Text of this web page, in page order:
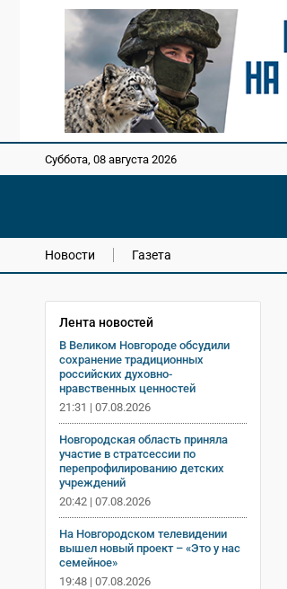
Суббота, 08 августа 2026
Новости Газета
Лента новостей
В Великом Новгороде обсудили
сохранение традиционных
российских духовно-
нравственных ценностей
21:31 | 07.08.2026
Новгородская область приняла
участие в стратсессии по
перепрофилированию детских
учреждений
20:42 | 07.08.2026
На Новгородском телевидении
вышел новый проект – «Это у нас
семейное»
19:48 | 07.08.2026